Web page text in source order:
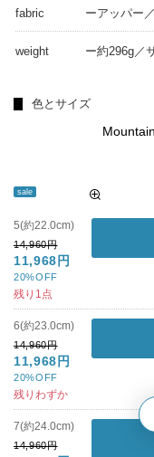
fabric ーアッパー
weight ー約296g／
色とサイズ
sale
Mountain
5(約22.0cm)
14,960円
11,968円
20%OFF
残り1点
6(約23.0cm)
14,960円
11,968円
20%OFF
残りわずか
7(約24.0cm)
14,960円